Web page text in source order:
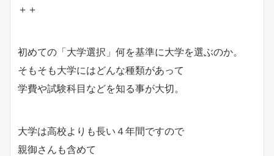
＋＋
初めての「大学選択」何を基準に大学を選ぶのか。
そもそも大学にはどんな種類があって
学費や試験科目などを知る事が大切。
大学は高校よりも長い４年間ですので
親御さんも含めて